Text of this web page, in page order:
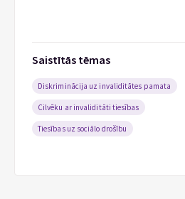
Saistītās tēmas
Diskriminācija uz invaliditātes pamata
Cilvēku ar invaliditāti tiesības
Tiesības uz sociālo drošību